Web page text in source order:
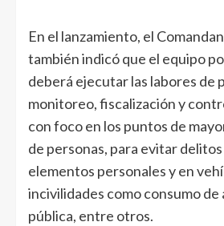
En el lanzamiento, el
también indicó que el equipo
deberá ejecutar las labores de
monitoreo, fiscalización y
con foco en los puntos de
de personas, para evitar
elementos personales y en
incivilidades como consumo de
pública, entre otros.